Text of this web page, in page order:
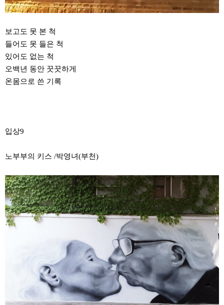
보고도 못 본 척
들어도 못 들은 척
있어도 없는 척
오백년 동안 꿋꿋하게
온몸으로 쓴 기록
입상9
노부부의 키스 /박영녀(부천)